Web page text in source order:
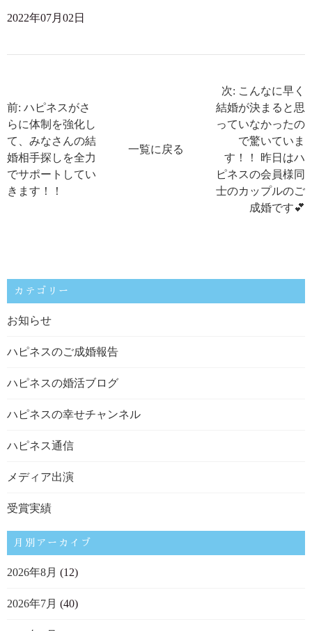
2022年07月02日
前: ハピネスがさ
らに体制を強化し
て、みなさんの結
婚相手探しを全力
でサポートしてい
きます！！
一覧に戻る
次: こんなに早く
結婚が決まると思
っていなかったの
で驚いていま
す！！ 昨日はハ
ピネスの会員様同
士のカップルのご
成婚です💕
カテゴリー
お知らせ
ハピネスのご成婚報告
ハピネスの婚活ブログ
ハピネスの幸せチャンネル
ハピネス通信
メディア出演
受賞実績
月別アーカイブ
2026年8月 (12)
2026年7月 (40)